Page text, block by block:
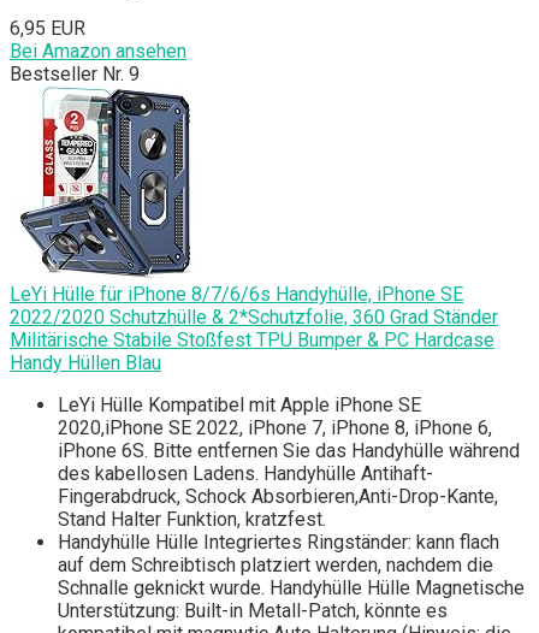
6,95 EUR
Bei Amazon ansehen
Bestseller Nr. 9
LeYi Hülle für iPhone 8/7/6/6s Handyhülle, iPhone SE
2022/2020 Schutzhülle & 2*Schutzfolie, 360 Grad Ständer
Militärische Stabile Stoßfest TPU Bumper & PC Hardcase
Handy Hüllen Blau
LeYi Hülle Kompatibel mit Apple iPhone SE
2020,iPhone SE 2022, iPhone 7, iPhone 8, iPhone 6,
iPhone 6S. Bitte entfernen Sie das Handyhülle während
des kabellosen Ladens. Handyhülle Antihaft-
Fingerabdruck, Schock Absorbieren,Anti-Drop-Kante,
Stand Halter Funktion, kratzfest.
Handyhülle Hülle Integriertes Ringständer: kann flach
auf dem Schreibtisch platziert werden, nachdem die
Schnalle geknickt wurde. Handyhülle Hülle Magnetische
Unterstützung: Built-in Metall-Patch, könnte es